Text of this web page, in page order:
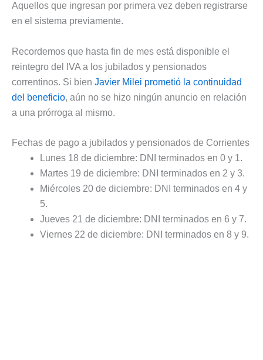
Aquellos que ingresan por primera vez deben registrarse
en el sistema previamente.
Recordemos que hasta fin de mes está disponible el
reintegro del IVA a los jubilados y pensionados
correntinos. Si bien Javier Milei prometió la continuidad
del beneficio, aún no se hizo ningún anuncio en relación
a una prórroga al mismo.
Fechas de pago a jubilados y pensionados de Corrientes
Lunes 18 de diciembre: DNI terminados en 0 y 1.
Martes 19 de diciembre: DNI terminados en 2 y 3.
Miércoles 20 de diciembre: DNI terminados en 4 y
5.
Jueves 21 de diciembre: DNI terminados en 6 y 7.
Viernes 22 de diciembre: DNI terminados en 8 y 9.